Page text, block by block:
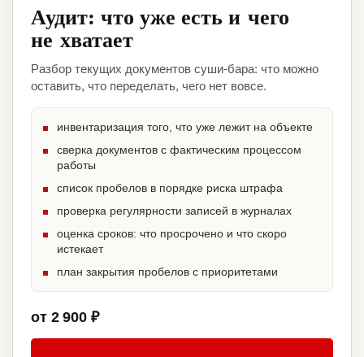
Аудит: что уже есть и чего
не хватает
Разбор текущих документов суши-бара: что можно
оставить, что переделать, чего нет вовсе.
инвентаризация того, что уже лежит на объекте
сверка документов с фактическим процессом
работы
список пробелов в порядке риска штрафа
проверка регулярности записей в журналах
оценка сроков: что просрочено и что скоро
истекает
план закрытия пробелов с приоритетами
от 2 900 ₽